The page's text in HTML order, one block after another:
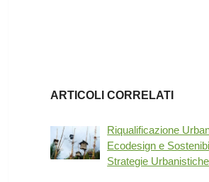
ARTICOLI CORRELATI
Riqualificazione
Ecodesign e
Strategie